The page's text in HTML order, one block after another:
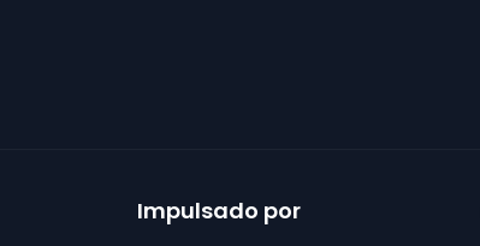
Impulsado por